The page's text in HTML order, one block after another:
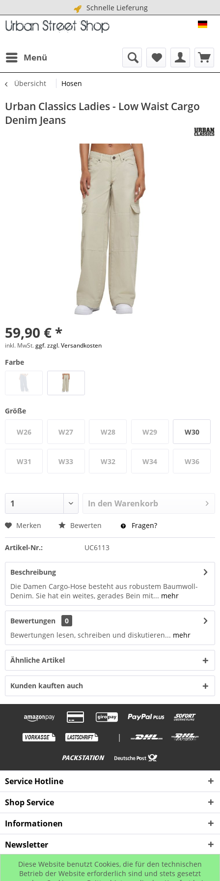
Schnelle Lieferung
Menü
Übersicht Hosen
Urban Classics Ladies - Low Waist Cargo
Denim Jeans
59,90 € *
inkl. MwSt.ggf. zzgl. Versandkosten
Farbe
Größe
W26 W27 W28 W29 W30
W31 W33 W32 W34 W36
In den Warenkorb
Merken Bewerten Fragen?
Artikel-Nr.: UC6113
Beschreibung
Die Damen Cargo-Hose besteht aus robustem Baumwoll-
Denim. Sie hat ein weites, gerades Bein mit... mehr
Bewertungen
0
Bewertungen lesen, schreiben und diskutieren... mehr
Ähnliche Artikel
Kunden kauften auch
|
Service Hotline
Shop Service
Informationen
Newsletter
* Alle Preise inkl. gesetzl. Mehrwertsteuer zzgl. Versandkosten, wenn nicht
Diese Website benutzt Cookies, die für den technischen
Betrieb der Website erforderlich sind und stets gesetzt